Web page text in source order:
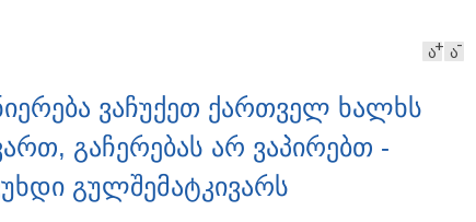
ა ა
ვაჩუქეთ ქართველ ხალხს
გაჩერებას არ ვაპირებთ -
გულშემატკივარს